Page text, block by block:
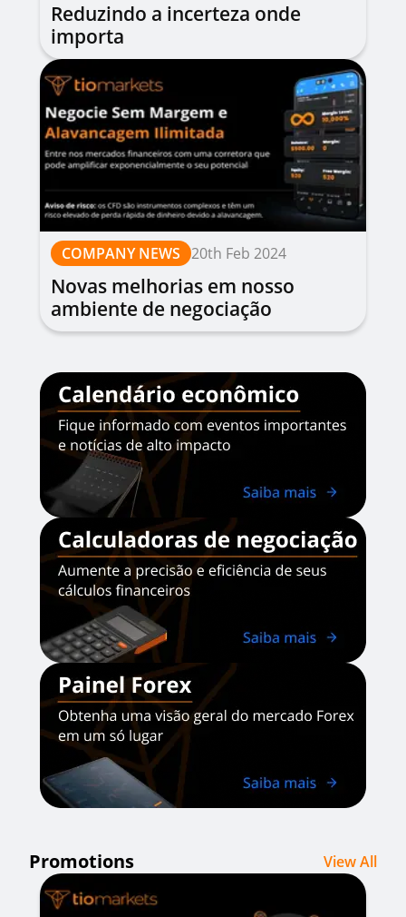
Reduzindo a incerteza onde
importa
COMPANY NEWS 20th Feb 2024
Novas melhorias em nosso
ambiente de negociação
Promotions View All